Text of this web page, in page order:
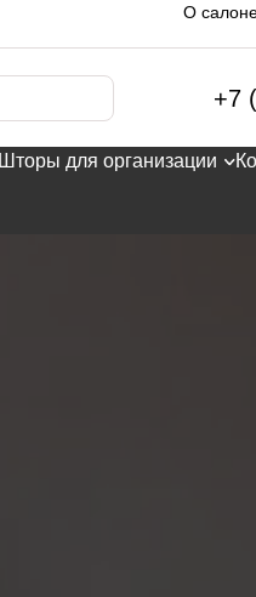
О
+7
Шторы для организации